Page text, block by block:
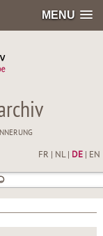
MENU
FR NL| DE| EN